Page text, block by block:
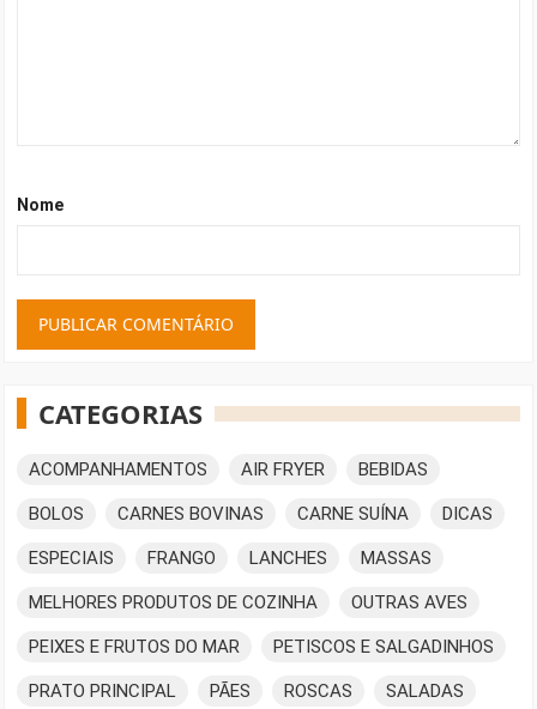
Nome
CATEGORIAS
ACOMPANHAMENTOS AIR FRYER BEBIDAS
BOLOS CARNES BOVINAS CARNE SUÍNA DICAS
ESPECIAIS FRANGO LANCHES MASSAS
MELHORES PRODUTOS DE COZINHA OUTRAS AVES
PEIXES E FRUTOS DO MAR PETISCOS E SALGADINHOS
PRATO PRINCIPAL PÃES ROSCAS SALADAS